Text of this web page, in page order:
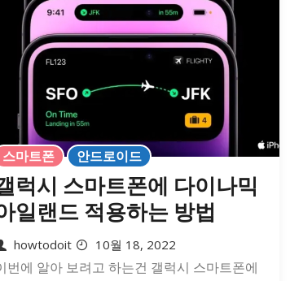
스마트폰 안드로이드
럭시 스마트폰에 다이나믹
일랜드 적용하는 방법
howtodoit 10월 18, 2022
번에 알아 보려고 하는건 갤럭시 스마트폰에